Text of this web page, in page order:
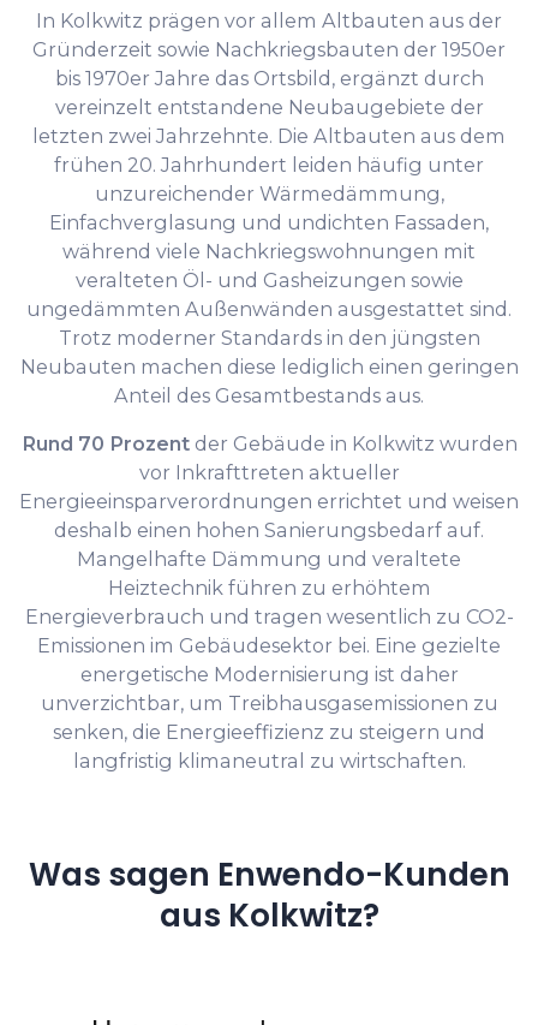
In Kolkwitz prägen vor allem Altbauten aus der
Gründerzeit sowie Nachkriegsbauten der 1950er
bis 1970er Jahre das Ortsbild, ergänzt durch
vereinzelt entstandene Neubaugebiete der
letzten zwei Jahrzehnte. Die Altbauten aus dem
frühen 20. Jahrhundert leiden häufig unter
unzureichender Wärmedämmung,
Einfachverglasung und undichten Fassaden,
während viele Nachkriegswohnungen mit
veralteten Öl- und Gasheizungen sowie
ungedämmten Außenwänden ausgestattet sind.
Trotz moderner Standards in den jüngsten
Neubauten machen diese lediglich einen geringen
Anteil des Gesamtbestands aus.
Rund 70 Prozentder Gebäude in Kolkwitz wurden
vor Inkrafttreten aktueller
Energieeinsparverordnungen errichtet und weisen
deshalb einen hohen Sanierungsbedarf auf.
Mangelhafte Dämmung und veraltete
Heiztechnik führen zu erhöhtem
Energieverbrauch und tragen wesentlich zu CO2-
Emissionen im Gebäudesektor bei. Eine gezielte
energetische Modernisierung ist daher
unverzichtbar, um Treibhausgasemissionen zu
senken, die Energieeffizienz zu steigern und
langfristig klimaneutral zu wirtschaften.
Was sagen Enwendo-Kunden
aus Kolkwitz?